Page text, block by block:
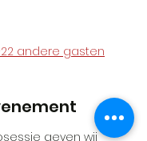
andere gasten
geven wij